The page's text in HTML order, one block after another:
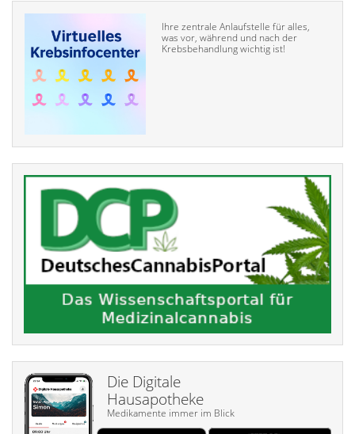
Ihre zentrale Anlaufstelle für alles,
was vor, während und nach der
Krebsbehandlung wichtig ist!
Die Digitale
Hausapotheke
Medikamente immer im Blick